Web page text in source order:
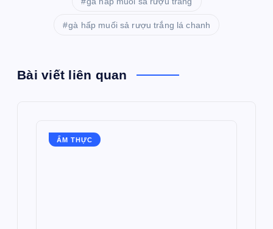
gà hấp muối sả rượu trắng lá chanh
Bài viết liên quan
ẨM THỰC